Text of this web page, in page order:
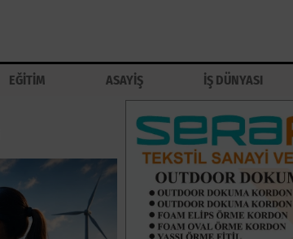
EĞİTİM ASAYİŞ İŞ DÜNYASI